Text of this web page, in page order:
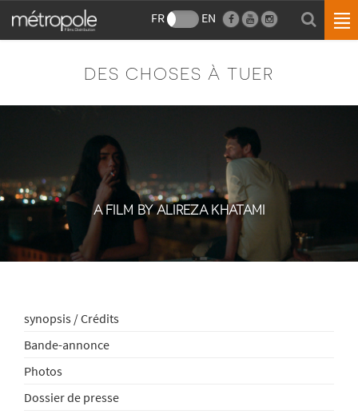
FR EN
DES CHOSES À TUER
A FILM BY ALIREZA KHATAMI
synopsis / Crédits
Bande-annonce
Photos
Dossier de presse